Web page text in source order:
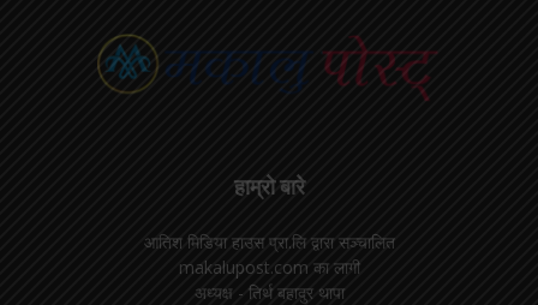
हाम्रो बारे
आतिश मिडिया हाउस प्रा.लि द्वारा सञ्चालित
makalupost.com का लागी
अध्यक्ष - तिर्थ बहादुर थापा